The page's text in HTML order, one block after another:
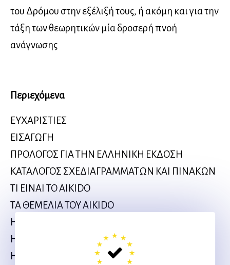
του Δρόμου στην εξέλιξή τους, ή ακόμη και για την
τάξη των θεωρητικών μία δροσερή πνοή
ανάγνωσης
Περιεχόμενα
ΕΥΧΑΡΙΣΤΙΕΣ
ΕΙΣΑΓΩΓΗ
ΠΡΟΛΟΓΟΣ ΓΙΑ ΤΗΝ ΕΛΛΗΝΙΚΗ ΕΚΔΟΣΗ
ΚΑΤΑΛΟΓΟΣ ΣΧΕΔΙΑΓΡΑΜΜΑΤΩΝ ΚΑΙ ΠΙΝΑΚΩΝ
ΤΙ ΕΙΝΑΙ ΤΟ AIKIDO
ΤΑ ΘΕΜΕΛΙΑ ΤΟΥ AIKIDO
Η ΟΡΓΑΝΩΣΗ
Η ΕΞΑΣΚΗΣΗ ΤΟΥ AIKIDO
Η ΘΕΩΡΙΑ ΤΗΣ ΑΜΥΝΑΣ